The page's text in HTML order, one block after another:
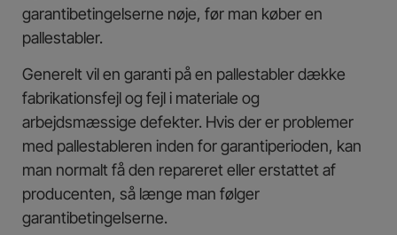
garantibetingelserne nøje, før man køber en
pallestabler.
Generelt vil en garanti på en pallestabler dække
fabrikationsfejl og fejl i materiale og
arbejdsmæssige defekter. Hvis der er problemer
med pallestableren inden for garantiperioden, kan
man normalt få den repareret eller erstattet af
producenten, så længe man følger
garantibetingelserne.